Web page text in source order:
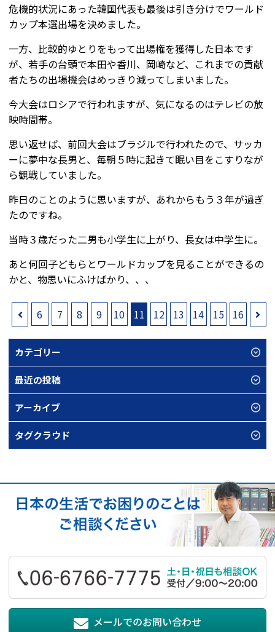
危機的状況にあった韓国代表も最後は引き分けでワールド
カップ本選出場を決めました。
一方、比較的ゆとりをもって出場権を獲得した日本です
が、若手の台頭で本田や香川、岡崎など、これまでの貢献
者たちの出場機会はめっきり減ってしまいました。
今大会はロシアで行われますが、気になるのはテレビの放
映時間帯。
思い返せば、前回大会はブラジルで行われたので、サッカ
ーに夢中な長男と、毎朝５時に起きて眠い目をこすりなが
ら観戦していました。
昨日のことのように思いますが、あれからもう３年が過ぎ
たのですね。
当時３歳だった二男も小学生に上がり、長女は中学生に。
あと何回子どもらとワールドカップを見ることができるの
かと、物思いにふけばかり、、、
6 7 8 9 10 11 12 13 14 15 16
カテゴリー
最近の投稿
アーカイブ
タグクラウド
メールでのお問い合わせ